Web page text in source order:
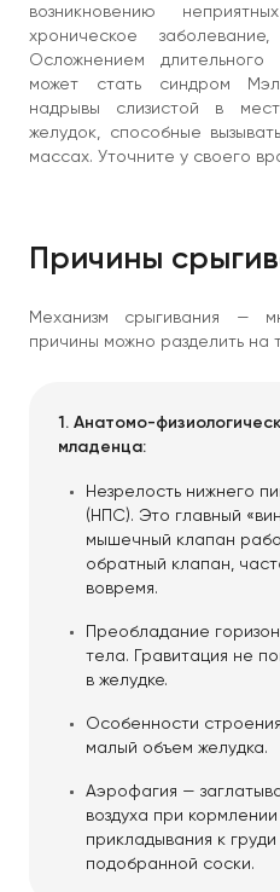
возникновению
хроническое
Осложнением длительного
может стать синдром
надрывы слизистой в
желудок, способные
массах. Уточните у своего
Причины
Механизм срыгивания —
причины можно разделить на
1. Анатомо-
младенца:
Незрелость нижнего
(НПС). Это главный
мышечный клапан
обратный клапан,
вовремя.
Преобладание
тела. Гравитация не
в желудке.
Особенности
малый объем желудка.
Аэрофагия —
воздуха при
прикладывания к
подобранной соски.